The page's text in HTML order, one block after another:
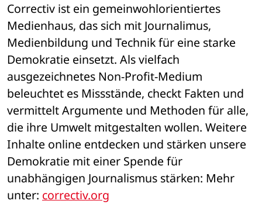
Correctiv ist ein gemeinwohlorientiertes
Medienhaus, das sich mit Journalimus,
Medienbildung und Technik für eine starke
Demokratie einsetzt. Als vielfach
ausgezeichnetes Non-Profit-Medium
beleuchtet es Missstände, checkt Fakten und
vermittelt Argumente und Methoden für alle,
die ihre Umwelt mitgestalten wollen. Weitere
Inhalte online entdecken und stärken unsere
Demokratie mit einer Spende für
unabhängigen Journalismus stärken: Mehr
unter: correctiv.org